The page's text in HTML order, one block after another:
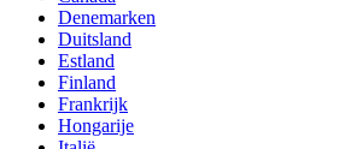
Denemarken
Duitsland
Estland
Finland
Frankrijk
Hongarije